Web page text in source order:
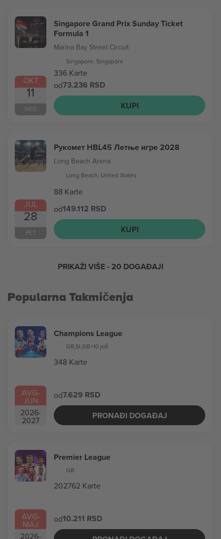
OKT
11
NED
Singapore Grand Prix Sunday Ticket
Formula 1
Marina Bay Street Circuit
Singapore, Singapore
336 Karte
od73.236 RSD
KUPI
JUL
28
PET
Рукомет HBL45 Летње игре 2028
Long Beach Arena
Long Beach, United States
88 Karte
od149.112 RSD
KUPI
PRIKAŽI VIŠE- 20 DOGAĐAJI
Popularna Takmičenja
AVG-
JUN
2026-
2027
Champions League
GR,SI,GB+10 još
348 Karte
od7.629 RSD
PRONAĐI DOGAĐAJ
AVG-
MAJ
2026-
Premier League
GB
202762 Karte
od10.211 RSD